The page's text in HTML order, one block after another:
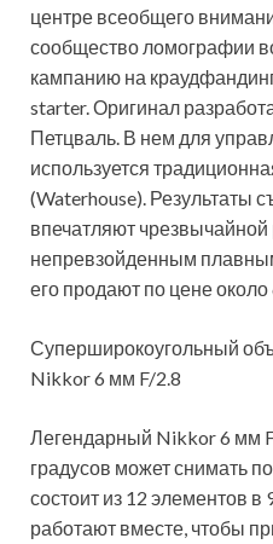
центре всеобщего
сообщество ломографии
кампанию на
starter. Оригинал
Петцваль. В нем для
используется
(Water­house). Результаты
впечатляют
непревзойденным
его продают по цене
Суперширокоугольный
Nikkor 6 мм F/2.8
Легендарный Nikkor 6 мм
градусов может снимать
состоит из 12 элементов в
работают вместе, чтобы